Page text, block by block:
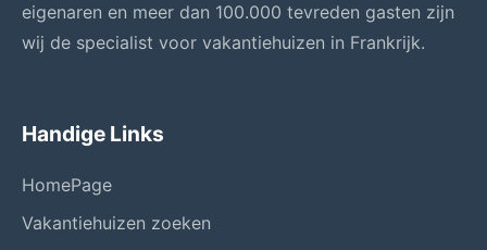
eigenaren en meer dan 100.000 tevreden gasten zijn
wij de specialist voor vakantiehuizen in Frankrijk.
Handige Links
HomePage
Vakantiehuizen zoeken